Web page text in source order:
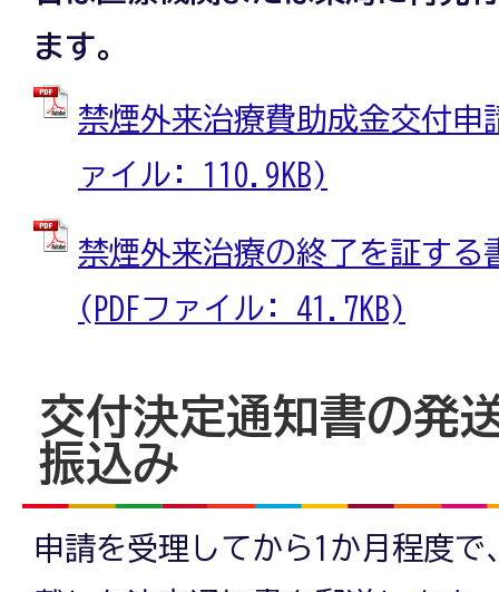
ます。
禁煙外来治療費助成金交付申
ァイル: 110.9KB)
禁煙外来治療の終了を証する
(PDFファイル: 41.7KB)
交付決定通知書の発
振込み
申請を受理してから1か月程度